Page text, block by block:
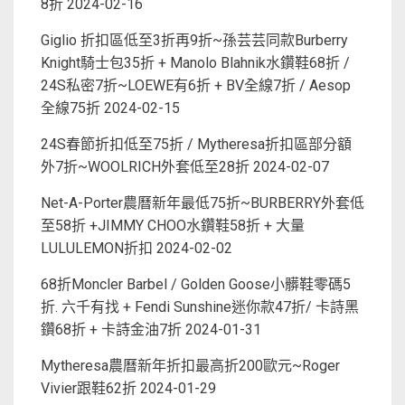
8折 2024-02-16
Giglio 折扣區低至3折再9折~孫芸芸同款Burberry
Knight騎士包35折 + Manolo Blahnik水鑽鞋68折 /
24S私密7折~LOEWE有6折 + BV全線7折 / Aesop
全線75折 2024-02-15
24S春節折扣低至75折 / Mytheresa折扣區部分額
外7折~WOOLRICH外套低至28折 2024-02-07
Net-A-Porter農曆新年最低75折~BURBERRY外套低
至58折 +JIMMY CHOO水鑽鞋58折 + 大量
LULULEMON折扣 2024-02-02
68折Moncler Barbel / Golden Goose小髒鞋零碼5
折. 六千有找 + Fendi Sunshine迷你款47折/ 卡詩黑
鑽68折 + 卡詩金油7折 2024-01-31
Mytheresa農曆新年折扣最高折200歐元~Roger
Vivier跟鞋62折 2024-01-29